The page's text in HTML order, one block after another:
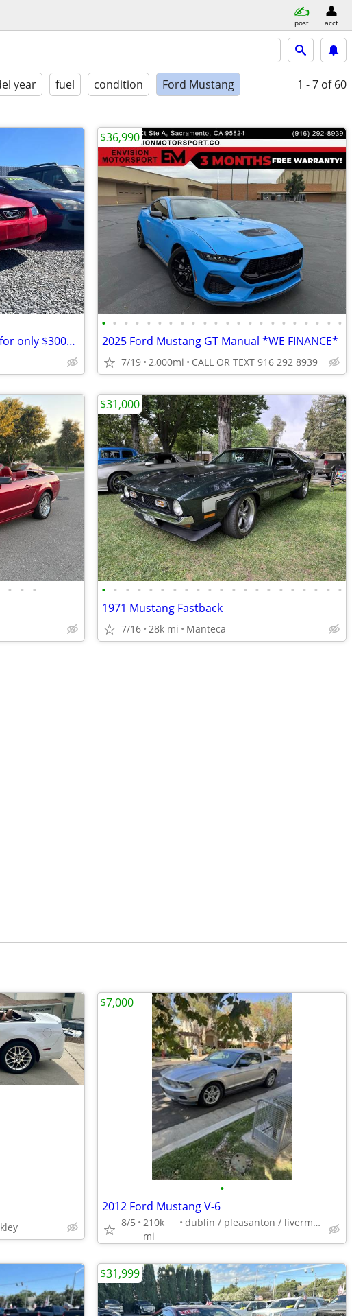
post acct
year fuel condition Ford Mustang 1 - 7 of 60
2003 ford Mustang is available for only $3000+ tax!!
• • • • • • • • • • • • • • • • • • • • • •
2025 Ford Mustang GT Manual *WE FINANCE*
7/19 2,000mi CALL OR TEXT 916 292 8939
$36,990
• • • • • • • • • • • • • • • • • • • • • • • •
1971 Mustang Fastback
7/16 28k mi Manteca
$31,000
•
2012 Ford Mustang V-6
8/5
210k
mi
dublin / pleasanton / livermore
$7,000
$31,999